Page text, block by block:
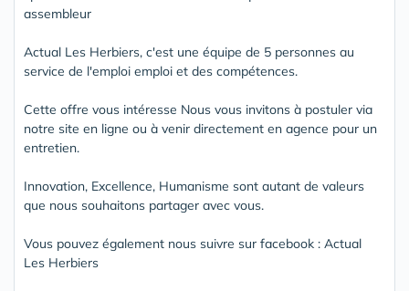
assembleur
Actual Les Herbiers, c'est une équipe de 5 personnes au
service de l'emploi emploi et des compétences.
Cette offre vous intéresse Nous vous invitons à postuler via
notre site en ligne ou à venir directement en agence pour un
entretien.
Innovation, Excellence, Humanisme sont autant de valeurs
que nous souhaitons partager avec vous.
Vous pouvez également nous suivre sur facebook : Actual
Les Herbiers